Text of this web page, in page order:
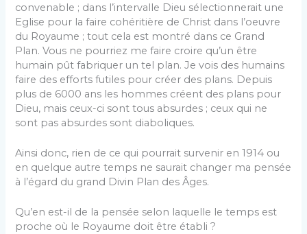
convenable ; dans l’intervalle Dieu sélectionnerait une
Eglise pour la faire cohéritière de Christ dans l’oeuvre
du Royaume ; tout cela est montré dans ce Grand
Plan. Vous ne pourriez me faire croire qu’un être
humain pût fabriquer un tel plan. Je vois des humains
faire des efforts futiles pour créer des plans. Depuis
plus de 6000 ans les hommes créent des plans pour
Dieu, mais ceux-ci sont tous absurdes ; ceux qui ne
sont pas absurdes sont diaboliques.
Ainsi donc, rien de ce qui pourrait survenir en 1914 ou
en quelque autre temps ne saurait changer ma pensée
à l’égard du grand Divin Plan des Âges.
Qu’en est-il de la pensée selon laquelle le temps est
proche où le Royaume doit être établi ?